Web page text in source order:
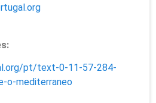
pt/text-0-11-57-284-
o-mediterraneo